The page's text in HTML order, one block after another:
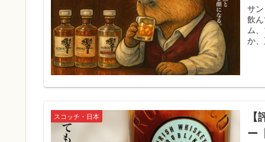
サ
飲
ム
か
スコッチ・日本
ー